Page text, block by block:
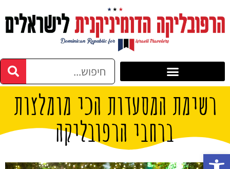
רשימת המסעדות הכי מומלצות
ברחבי הרפובליקה
פתח סרגל נגישות